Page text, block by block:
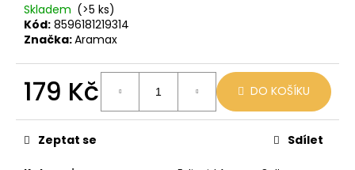
Skladem (>5 ks)
Kód: 8596181219314
Značka:Aramax
179 Kč
cena:
DO KOŠÍKU
Zeptat se Sdílet
e
m
BLACK
-
BLACK